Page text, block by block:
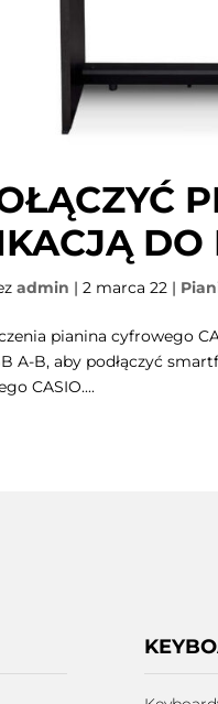
DO
admin |2 marca 22 |
pianina cyfrowego
A-B, aby podłączyć
CASIO....